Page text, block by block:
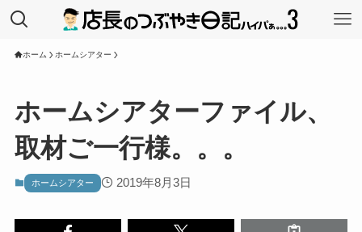
ホーム ホームシアター
ホームシアターファイル、
取材ご一行様。。。
ホームシアター 2019年8月3日